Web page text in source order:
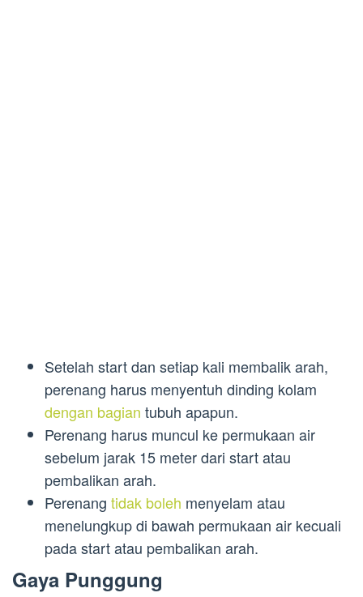
Setelah start dan setiap kali membalik arah,
perenang harus menyentuh dinding kolam
dengan bagian tubuh apapun.
Perenang harus muncul ke permukaan air
sebelum jarak 15 meter dari start atau
pembalikan arah.
Perenang tidak boleh menyelam atau
menelungkup di bawah permukaan air kecuali
pada start atau pembalikan arah.
Gaya Punggung